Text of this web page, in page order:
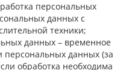
персональных
данных с
техники;
данных – временное
данных (за
обработка необходима